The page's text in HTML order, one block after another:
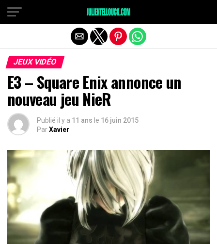
JEUX VIDÉO
E3 – Square Enix annonce un
nouveau jeu NieR
Publié il y a 11 ans le 16 juin 2015
ParXavier